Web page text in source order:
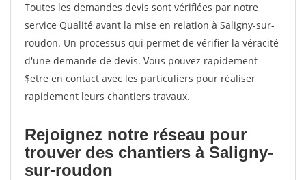
Toutes les demandes devis sont vérifiées par notre
service Qualité avant la mise en relation à Saligny-sur-
roudon. Un processus qui permet de vérifier la véracité
d'une demande de devis. Vous pouvez rapidement
$etre en contact avec les particuliers pour réaliser
rapidement leurs chantiers travaux.
Rejoignez notre réseau pour
trouver des chantiers à Saligny-
sur-roudon